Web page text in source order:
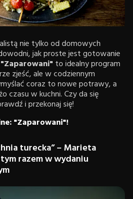
nie tylko od domowych
jak proste jest gotowanie
"Zaparowani" to idealny program
zjeść, ale w codziennym
coraz to nowe potrawy, a
czasu w kuchni. Czy da się
i przekonaj się!
"Zaparowani"!
turecka” – Marieta
razem w wydaniu